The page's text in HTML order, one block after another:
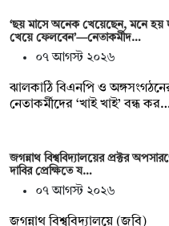
‘ছয় মাসে অনেক খেয়েছেন, মনে হয়
খেয়ে ফেলবেন’—নেতাকর্মীদ…
০৭ আগস্ট ২০২৬
ঝালকাঠি বিএনপি ও
নেতাকর্মীদের ‘খাই খাই’ বন্ধ
জগন্নাথ বিশ্ববিদ্যালয়ের প্রক্টর
দাবির প্রেক্ষিতে য…
০৭ আগস্ট ২০২৬
জগন্নাথ বিশ্ববিদ্যালয়ে (জবি)